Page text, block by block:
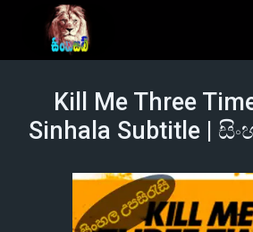
Kill Me Three
Sinhala Subtitle |